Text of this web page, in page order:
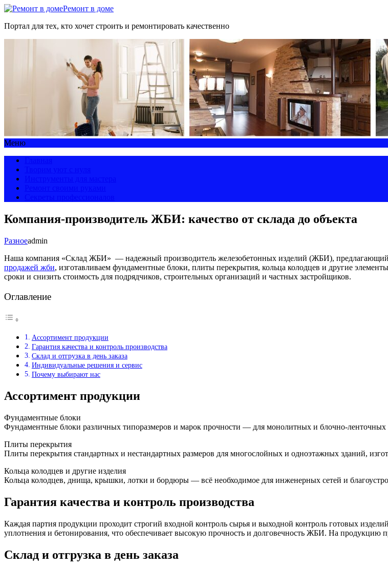
Ремонт в доме
Портал для тех, кто хочет строить и ремонтировать качественно
Меню
Компания-производитель ЖБИ: качество от склада до объекта
Разноеadmin
Наша компания «Склад ЖБИ» — надежный производитель железобетонных изделий (ЖБИ), предлагающий
продажей жби, изготавливаем фундаментные блоки, плиты перекрытия, кольца колодцев и другие
сроки и снизить стоимость для подрядчиков, строительных организаций и частных застройщиков.
Оглавление
Ассортимент продукции
Гарантия качества и контроль производства
Склад и отгрузка в день заказа
Индивидуальные решения и сервис
Почему выбирают нас
Ассортимент продукции
Фундаментные блоки
Фундаментные блоки различных типоразмеров и марок прочности — для монолитных и блочно-ленточных
Плиты перекрытия
Плиты перекрытия стандартных и нестандартных размеров для многослойных и одноэтажных зданий,
Кольца колодцев и другие изделия
Кольца колодцев, днища, крышки, лотки и бордюры — всё необходимое для инженерных сетей и
Гарантия качества и контроль производства
Каждая партия продукции проходит строгий входной контроль сырья и выходной контроль готовых
уплотнения и бетонирования, что обеспечивает высокую прочность и долговечность ЖБИ. На продукцию
Склад и отгрузка в день заказа